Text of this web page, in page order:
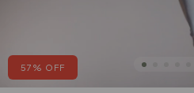
57 % OFF